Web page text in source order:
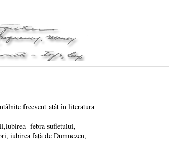
frecvent atât în literatura
febra sufletului,
iubirea față de Dumnezeu,